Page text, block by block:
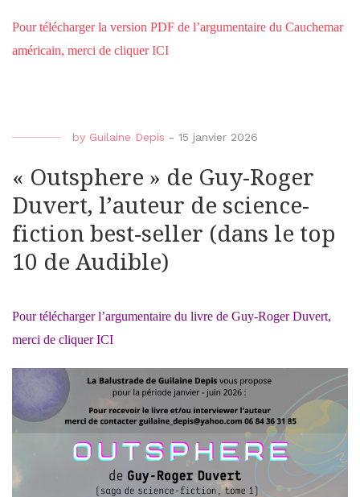
Pour télécharger la version PDF de l’argumentaire du Cauchemar
américain, merci de cliquer ICI
by Guilaine Depis - 15 janvier 2026
« Outsphere » de Guy-Roger
Duvert, l’auteur de science-
fiction best-seller (dans le top
10 de Audible)
Pour télécharger l’argumentaire du livre de Guy-Roger Duvert,
merci de cliquer ICI